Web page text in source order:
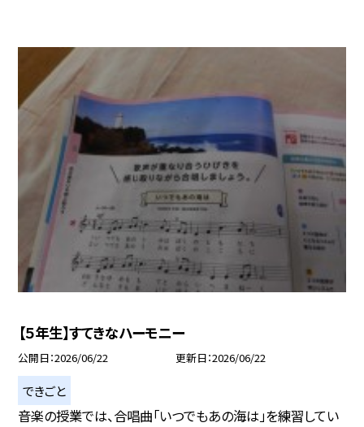
【５年生】すてきなハーモニー
公開日 2026/06/22 更新日 2026/06/22
できごと
音楽の授業では、合唱曲「いつでもあの海は」を練習してい